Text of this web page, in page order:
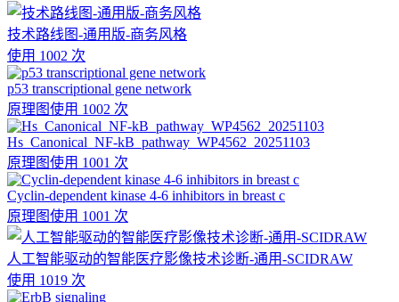
技术路线图-通用版-商务风格
使用 1002 次
p53 transcriptional gene network
原理图使用 1002 次
Hs_Canonical_NF-kB_pathway_WP4562_20251103
原理图使用 1001 次
Cyclin-dependent kinase 4-6 inhibitors in breast c
原理图使用 1001 次
人工智能驱动的智能医疗影像技术诊断-通用-SCIDRAW
使用 1019 次